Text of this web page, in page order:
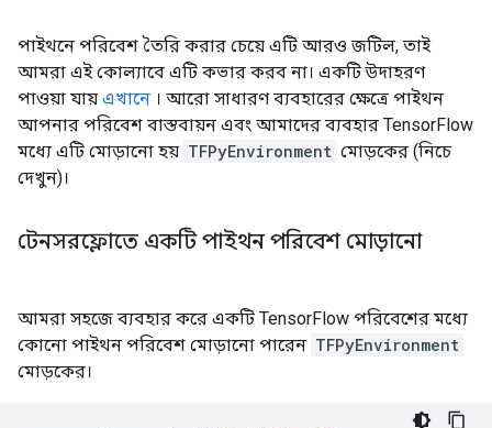
পাইথনে পরিবেশ তৈরি করার চেয়ে এটি আরও জটিল, তাই
আমরা এই কোল্যাবে এটি কভার করব না। একটি উদাহরণ
পাওয়া যায় এখানে । আরো সাধারণ ব্যবহারের ক্ষেত্রে পাইথন
আপনার পরিবেশ বাস্তবায়ন এবং আমাদের ব্যবহার TensorFlow
মধ্যে এটি মোড়ানো হয় TFPyEnvironment মোড়কের (নিচে
দেখুন)।
টেনসরফ্লোতে একটি পাইথন পরিবেশ মোড়ানো
আমরা সহজে ব্যবহার করে একটি TensorFlow পরিবেশের মধ্যে
কোনো পাইথন পরিবেশ মোড়ানো পারেন TFPyEnvironment
মোড়কের।